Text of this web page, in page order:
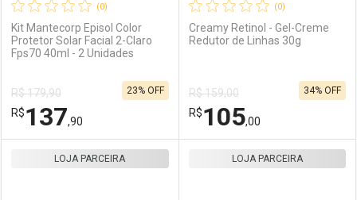
Comprar sem Desconto
Por R$ 56,90/cada
Comprar sem Desconto
Por R$ 56,90/cada
Comprar sem Desconto
Por R$ 57,90/cada
Comprar sem Desconto
Por R$ 57,90/cada
(0)
Kit Mantecorp Episol Color
Protetor Solar Facial 2-Claro
Fps70 40ml - 2 Unidades
R$ 179,90
R$137,90
23% OFF
(0)
Creamy Retinol - Gel-Creme
Redutor de Linhas 30g
R$ 159,00
R$105,00
34% OFF
LOJA PARCEIRA LOJA PARCEIRA